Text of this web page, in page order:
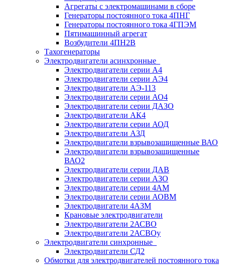
Агрегаты с электромашинами в сборе
Генераторы постоянного тока 4ПНГ
Генераторы постоянного тока 4ГПЭМ
Пятимашинный агрегат
Возбудители 4ПН2В
Тахогенераторы
Электродвигатели асинхронные
Электродвигатели серии А4
Электродвигатели серии АЭ4
Электродвигатели АЭ-113
Электродвигатели серии АО4
Электродвигатели серии ДАЗО
Электродвигатели АК4
Электродвигатели серии АОД
Электродвигатели АЗД
Электродвигатели взрывозащищенные ВАО
Электродвигатели взрывозащищенные
ВАО2
Электродвигатели серии ДАВ
Электродвигатели серии АЗО
Электродвигатели серии 4АМ
Электродвигатели серии АОВМ
Электродвигатели 4АЗМ
Крановые электродвигатели
Электродвигатели 2АСВО
Электродвигатели 2АСВОу
Электродвигатели синхронные
Электродвигатели СД2
Обмотки для электродвигателей постоянного тока